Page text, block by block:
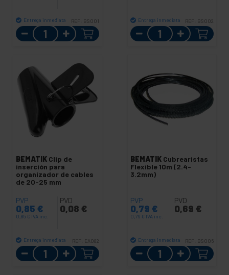
Entrega inmediata REF: BS001
Cantidad
Entrega inmediata REF: BS002
Cantidad
BEMATIK Clip de
inserción para
organizador de cables
de 20-25 mm
PVP
0,85 €
0,85 € IVA inc.
PVD
0,08 €
Entrega inmediata REF: EA082
Cantidad
BEMATIK Cubrearistas
Flexible 10m (2.4-
3.2mm)
PVP
0,79 €
0,79 € IVA inc.
PVD
0,69 €
Entrega inmediata REF: BS006
Cantidad